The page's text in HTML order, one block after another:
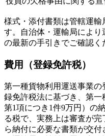
様式・添付書類は管轄運輸
す。自治体・運輸局によ
の最新の手引きでご確認く
費用（登録免許税）
第一種貨物利用運送事業の
録免許税法に基づき、第
第1項につき1件9万円）の
る税で、実務上は審査が
ら納付に必要な書類が交